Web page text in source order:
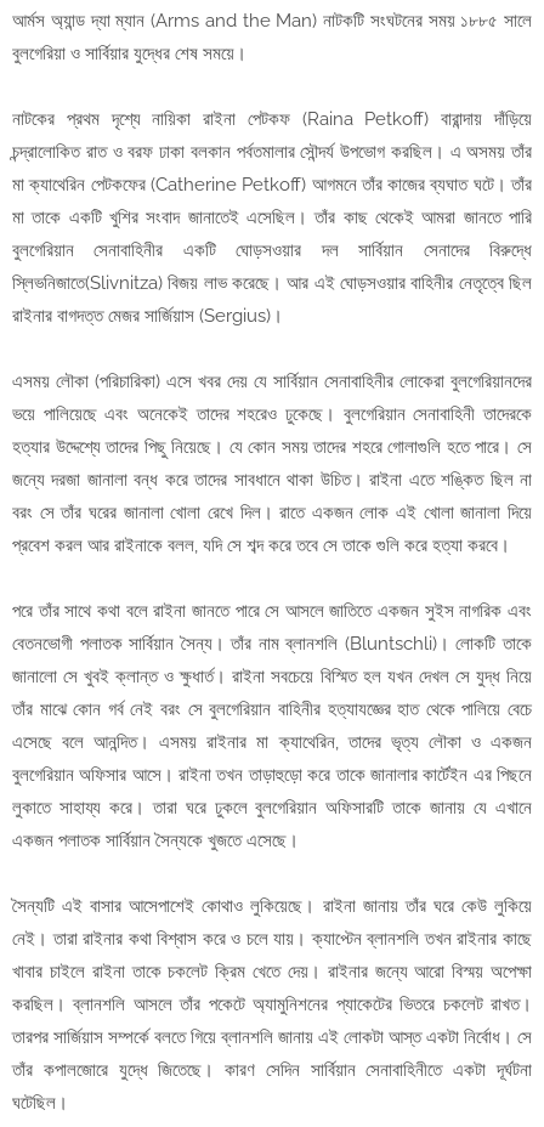
আর্মস অ্যান্ড দ্যা ম্যান (Arms and the Man) নাটকটি সংঘটনের সময় ১৮৮৫ সালে
বুলগেরিয়া ও সার্বিয়ার যুদ্ধের শেষ সময়ে।
নাটকের প্রথম দৃশ্যে নায়িকা রাইনা পেটকফ (Raina Petkoff) বারান্দায় দাঁড়িয়ে
চন্দ্রালোকিত রাত ও বরফ ঢাকা বলকান পর্বতমালার সৌন্দর্য উপভোগ করছিল। এ অসময় তাঁর
মা ক্যাথেরিন পেটকফের (Catherine Petkoff) আগমনে তাঁর কাজের ব্যঘাত ঘটে। তাঁর
মা তাকে একটি খুশির সংবাদ জানাতেই এসেছিল। তাঁর কাছ থেকেই আমরা জানতে পারি
বুলগেরিয়ান সেনাবাহিনীর একটি ঘোড়সওয়ার দল সার্বিয়ান সেনাদের বিরুদ্ধে
স্লিভনিজাতে(Slivnitza) বিজয় লাভ করেছে। আর এই ঘোড়সওয়ার বাহিনীর নেতৃত্বে ছিল
রাইনার বাগদত্ত মেজর সার্জিয়াস (Sergius)।
এসময় লৌকা (পরিচারিকা) এসে খবর দেয় যে সার্বিয়ান সেনাবাহিনীর লোকেরা বুলগেরিয়ানদের
ভয়ে পালিয়েছে এবং অনেকেই তাদের শহরেও ঢুকেছে। বুলগেরিয়ান সেনাবাহিনী তাদেরকে
হত্যার উদ্দেশ্যে তাদের পিছু নিয়েছে। যে কোন সময় তাদের শহরে গোলাগুলি হতে পারে। সে
জন্যে দরজা জানালা বন্ধ করে তাদের সাবধানে থাকা উচিত। রাইনা এতে শঙ্কিত ছিল না
বরং সে তাঁর ঘরের জানালা খোলা রেখে দিল। রাতে একজন লোক এই খোলা জানালা দিয়ে
প্রবেশ করল আর রাইনাকে বলল, যদি সে শব্দ করে তবে সে তাকে গুলি করে হত্যা করবে।
পরে তাঁর সাথে কথা বলে রাইনা জানতে পারে সে আসলে জাতিতে একজন সুইস নাগরিক এবং
বেতনভোগী পলাতক সার্বিয়ান সৈন্য। তাঁর নাম ব্লানশলি (Bluntschli)। লোকটি তাকে
জানালো সে খুবই ক্লান্ত ও ক্ষুধার্ত। রাইনা সবচেয়ে বিস্মিত হল যখন দেখল সে যুদ্ধ নিয়ে
তাঁর মাঝে কোন গর্ব নেই বরং সে বুলগেরিয়ান বাহিনীর হত্যাযজ্ঞের হাত থেকে পালিয়ে বেচে
এসেছে বলে আনন্দিত। এসময় রাইনার মা ক্যাথেরিন, তাদের ভৃত্য লৌকা ও একজন
বুলগেরিয়ান অফিসার আসে। রাইনা তখন তাড়াহুড়ো করে তাকে জানালার কার্টেইন এর পিছনে
লুকাতে সাহায্য করে। তারা ঘরে ঢুকলে বুলগেরিয়ান অফিসারটি তাকে জানায় যে এখানে
একজন পলাতক সার্বিয়ান সৈন্যকে খুজতে এসেছে।
সৈন্যটি এই বাসার আসেপাশেই কোথাও লুকিয়েছে। রাইনা জানায় তাঁর ঘরে কেউ লুকিয়ে
নেই। তারা রাইনার কথা বিশ্বাস করে ও চলে যায়। ক্যাপ্টেন ব্লানশলি তখন রাইনার কাছে
খাবার চাইলে রাইনা তাকে চকলেট ক্রিম খেতে দেয়। রাইনার জন্যে আরো বিস্ময় অপেক্ষা
করছিল। ব্লানশলি আসলে তাঁর পকেটে অ্যামুনিশনের প্যাকেটের ভিতরে চকলেট রাখত।
তারপর সার্জিয়াস সম্পর্কে বলতে গিয়ে ব্লানশলি জানায় এই লোকটা আস্ত একটা নির্বোধ। সে
তাঁর কপালজোরে যুদ্ধে জিতেছে। কারণ সেদিন সার্বিয়ান সেনাবাহিনীতে একটা দূর্ঘটনা
ঘটেছিল।